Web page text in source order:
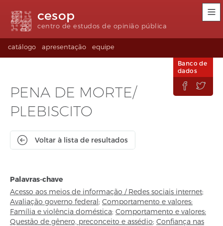
acessibilidade
para
conteúdo
para
rodapé
idioma
(Language
selection)
cesop
centro de estudos de opinião pública
catálogo apresentação equipe
PENA DE MORTE/
PLEBISCITO
Voltar à lista de resultados
Banco de
dados
 
Palavras-chave
Acesso aos meios de informação / Redes sociais internet;
Avaliação governo federal; Comportamento e valores:
Família e violência doméstica; Comportamento e valores:
Questão de gênero, preconceito e assédio; Confiança nas